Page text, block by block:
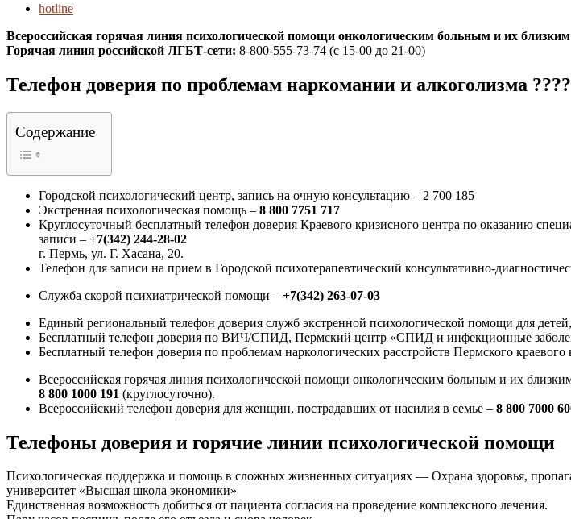
hotline
Всероссийская горячая линия психологической помощи онкологическим больным и их
Горячая линия российской ЛГБТ-сети: 8-800-555-73-74 (с 15-00 до 21-00)
Телефон доверия по проблемам наркомании и алкоголизма
Содержание
Городской психологический центр, запись на очную консультацию – 2 700 185
Экстренная психологическая помощь – 8 800 7751 717
Круглосуточный бесплатный телефон доверия Краевого кризисного центра по оказанию
записи – +7(342) 244-28-02
г. Пермь, ул. Г. Хасана, 20.
Телефон для записи на прием в Городской психотерапевтический консультативно-
Служба скорой психиатрической помощи – +7(342) 263-07-03
Единый региональный телефон доверия служб экстренной психологической помощи для
Бесплатный телефон доверия по ВИЧ/СПИД, Пермский центр «СПИД и инфекционные
Бесплатный телефон доверия по проблемам наркологических расстройств Пермского краевого
Всероссийская горячая линия психологической помощи онкологическим больным и их
8 800 1000 191 (круглосуточно).
Всероссийский телефон доверия для женщин, пострадавших от насилия в семье – 8 800 7000
Телефоны доверия и горячие линии психологической помощи
Психологическая поддержка и помощь в сложных жизненных ситуациях — Охрана здоровья,
университет «Высшая школа экономики»
Единственная возможность добиться от пациента согласия на проведение комплексного лечения.